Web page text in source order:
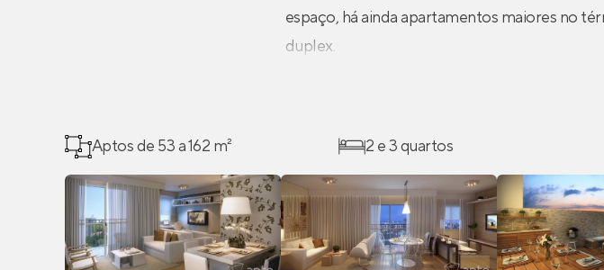
espaço, há ainda apartamentos maiores no
duplex.
Aptos de 53 a 162 m² 2 e 3 quartos